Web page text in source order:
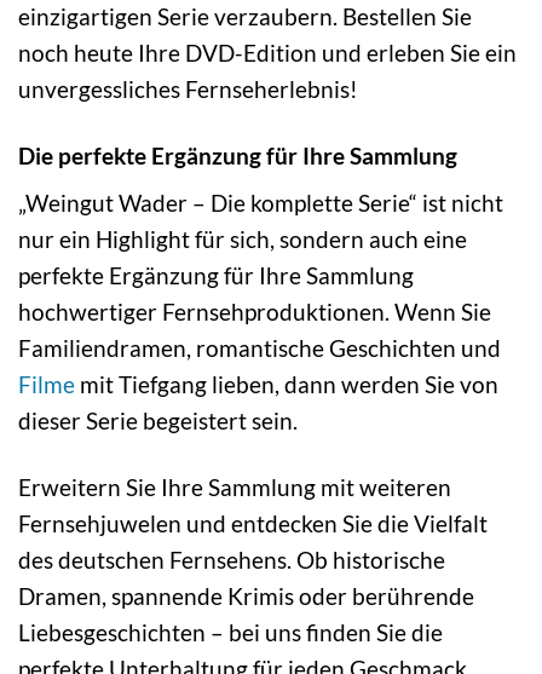
einzigartigen Serie verzaubern. Bestellen Sie
noch heute Ihre DVD-Edition und erleben Sie ein
unvergessliches Fernseherlebnis!
Die perfekte Ergänzung für Ihre Sammlung
„Weingut Wader – Die komplette Serie“ ist nicht
nur ein Highlight für sich, sondern auch eine
perfekte Ergänzung für Ihre Sammlung
hochwertiger Fernsehproduktionen. Wenn Sie
Familiendramen, romantische Geschichten und
Filme mit Tiefgang lieben, dann werden Sie von
dieser Serie begeistert sein.
Erweitern Sie Ihre Sammlung mit weiteren
Fernsehjuwelen und entdecken Sie die Vielfalt
des deutschen Fernsehens. Ob historische
Dramen, spannende Krimis oder berührende
Liebesgeschichten – bei uns finden Sie die